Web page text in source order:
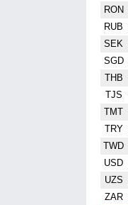
RON
RUB
SEK
SGD
THB
TJS
TMT
TRY
TWD
USD
UZS
ZAR